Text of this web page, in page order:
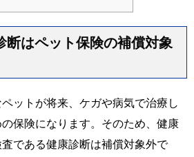
断はペット保険の補償対象
ットが将来、ケガや病気で治療し
保険になります。そのため、健康
である健康診断は補償対象外で